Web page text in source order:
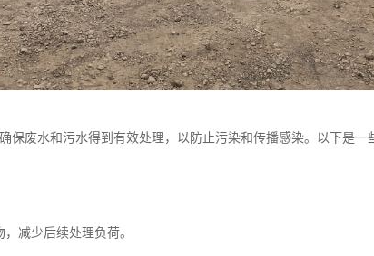
保废水和污水得到有效处理，以防止污染和传播感染。以下是一
减少后续处理负荷。